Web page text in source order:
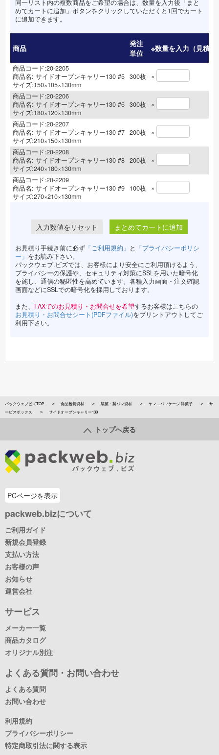
同一リスト内の複数商品をご希望の場合は、数量を入力後「まと
めてカートに追加」ボタンをクリックしていただくと1回でカート
に追加できます。
商品
発注
単位
※数量を入力（見積数
商品コード:20-2205
商品名: サイドオープンキャリー130 #5
サイズ:150×105×130mm
300枚 ×
商品コード:20-2206
商品名: サイドオープンキャリー130 #6
サイズ:180×120×130mm
300枚 ×
商品コード:20-2207
商品名: サイドオープンキャリー130 #7
サイズ:210×150×130mm
200枚 ×
商品コード:20-2208
商品名: サイドオープンキャリー130 #8
サイズ:240×180×130mm
200枚 ×
商品コード:20-2209
商品名: サイドオープンキャリー130 #9
サイズ:270×210×130mm
100枚 ×
まとめてカートに追加
お見積り手続き前に必ず 「ご利用規約」 と 「プライバシーポリシ
ー」 をお読み下さい。
パックウェブ.ビズでは、お客様により安全にご利用頂けるよう、
プライバシーの保護や、セキュリティ対策にSSLを用いた暗号化
を施し、通信の秘匿性を高めています。各種入力画面・注文確認
画面などにSSLでの暗号化を採用しております。
また、 FAXでのお見積り・お問合せを希望するお客様はこちらの
お見積り・お問合せシート(PDFファイル)をプリントアウトしてご
利用下さい。
パックウェブビズTOP 食品包装資材 製菓・製パン資材 ヤマニパッケージ 洋菓子
サ
ービスボックス
サイドオープンキャリー130
トップへ戻る
PCページを表示
packweb.bizについて
ご利用ガイド
新規会員登録
支払い方法
お客様の声
お知らせ
運営会社
サービス
メーカー一覧
商品カタログ
オリジナル別注
よくある質問・お問い合わせ
よくある質問
お問い合わせ
利用規約
プライバシーポリシー
特定商取引法に関する表示